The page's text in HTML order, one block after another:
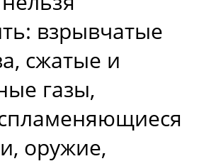
взрывчатые
сжатые и
газы,
оружие,